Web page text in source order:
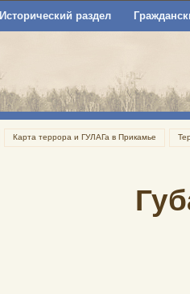
Исторический раздел
Карта террора и ГУЛАГа в Прикамье